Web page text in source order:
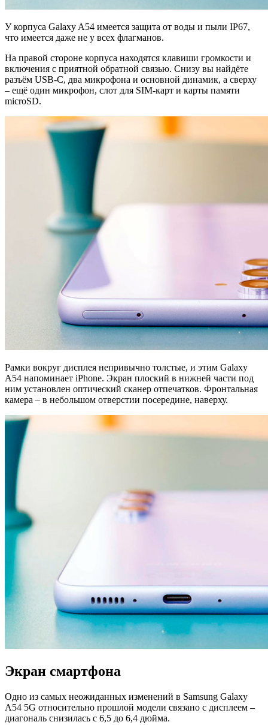
У корпуса Galaxy A54 имеется защита от воды и пыли IP67,
что имеется даже не у всех флагманов.
На правой стороне корпуса находятся клавиши громкости и
включения с приятной обратной связью. Снизу вы найдёте
разъём USB-C, два микрофона и основной динамик, а сверху
– ещё один микрофон, слот для SIM-карт и карты памяти
microSD.
Рамки вокруг дисплея непривычно толстые, и этим Galaxy
A54 напоминает iPhone. Экран плоский в нижней части под
ним установлен оптический сканер отпечатков. Фронтальная
камера – в небольшом отверстии посередине, наверху.
Экран смартфона
Одно из самых неожиданных изменений в Samsung Galaxy
A54 5G относительно прошлой модели связано с дисплеем –
диагональ снизилась с 6,5 до 6,4 дюйма.